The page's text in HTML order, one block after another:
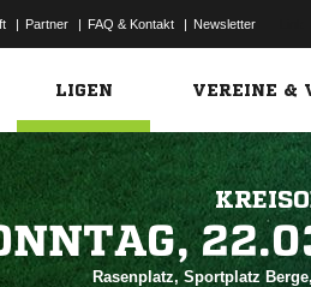
| Partner | FAQ & Kontakt | Newsletter
LIGEN VEREINE &
Rasenplatz, Sportplatz